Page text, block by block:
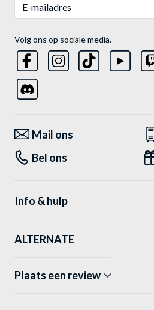
Volg ons op sociale media.
Mail ons
Bel ons
Info & hulp
ALTERNATE
Plaats een review